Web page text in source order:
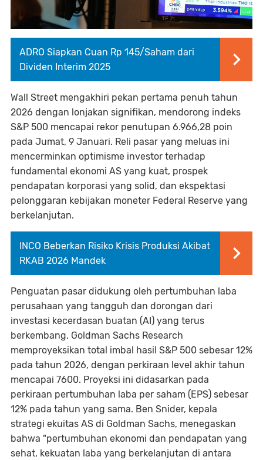
ADRO Siapkan Cuan Rp 145/Saham dari
Dividen Interim 2025
Wall Street mengakhiri pekan pertama penuh tahun
2026 dengan lonjakan signifikan, mendorong indeks
S&P 500 mencapai rekor penutupan 6.966,28 poin
pada Jumat, 9 Januari. Reli pasar yang meluas ini
mencerminkan optimisme investor terhadap
fundamental ekonomi AS yang kuat, prospek
pendapatan korporasi yang solid, dan ekspektasi
pelonggaran kebijakan moneter Federal Reserve yang
berkelanjutan.
INCO Beberkan Risiko Krisis Produksi Akibat
RKAB 2026 Mandek
Penguatan pasar didukung oleh pertumbuhan laba
perusahaan yang tangguh dan dorongan dari
investasi kecerdasan buatan (AI) yang terus
berkembang. Goldman Sachs Research
memproyeksikan total imbal hasil S&P 500 sebesar 12%
pada tahun 2026, dengan perkiraan level akhir tahun
mencapai 7600. Proyeksi ini didasarkan pada
perkiraan pertumbuhan laba per saham (EPS) sebesar
12% pada tahun yang sama. Ben Snider, kepala
strategi ekuitas AS di Goldman Sachs, menegaskan
bahwa "pertumbuhan ekonomi dan pendapatan yang
sehat, kekuatan laba yang berkelanjutan di antara